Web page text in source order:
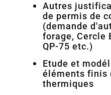
Autres
de permis de
(demande
forage, Cercle
QP-75 etc.)
Etude et
éléments finis
thermiques